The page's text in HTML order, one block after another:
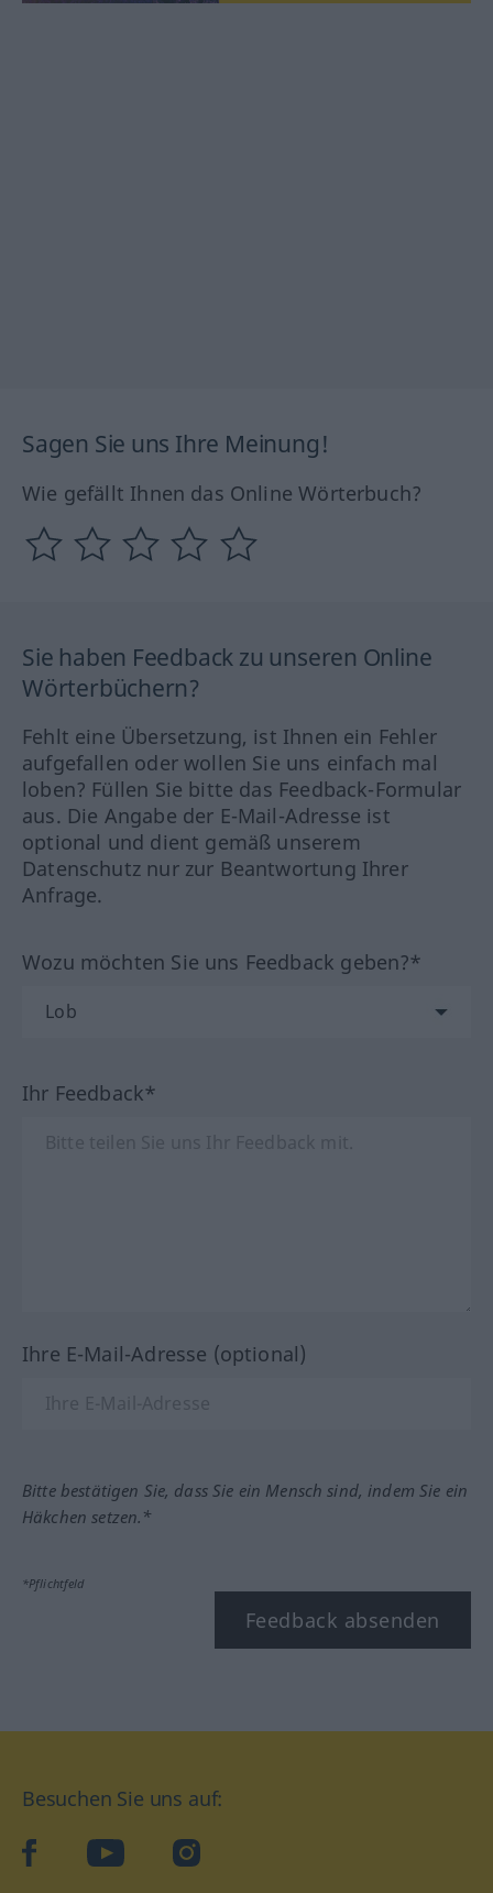
Sagen Sie uns Ihre Meinung!
Wie gefällt Ihnen das Online Wörterbuch?
Sie haben Feedback zu unseren Online
Wörterbüchern?
Fehlt eine Übersetzung, ist Ihnen ein Fehler
aufgefallen oder wollen Sie uns einfach mal
loben? Füllen Sie bitte das Feedback-Formular
aus. Die Angabe der E-Mail-Adresse ist
optional und dient gemäß unserem
Datenschutz nur zur Beantwortung Ihrer
Anfrage.
Wozu möchten Sie uns Feedback geben?*
Ihr Feedback*
Ihre E-Mail-Adresse (optional)
Bitte bestätigen Sie, dass Sie ein Mensch sind, indem Sie ein
Häkchen setzen.*
*Pflichtfeld
Feedback absenden
Besuchen Sie uns auf:
facebookYouTube Instagram